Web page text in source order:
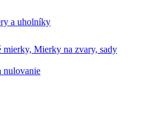
a uholníky
mierky, Mierky na zvary, sady
nulovanie